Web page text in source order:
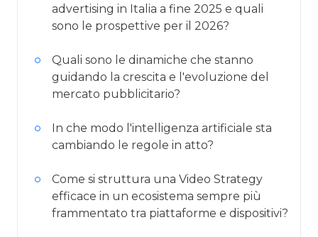
advertising in Italia a fine 2025 e quali
sono le prospettive per il 2026?
Quali sono le dinamiche che stanno
guidando la crescita e l'evoluzione del
mercato pubblicitario?
In che modo l'intelligenza artificiale sta
cambiando le regole in atto?
Come si struttura una Video Strategy
efficace in un ecosistema sempre più
frammentato tra piattaforme e dispositivi?